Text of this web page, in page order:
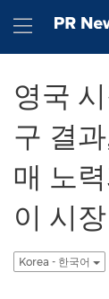
영국
구 결
매 노
이 시
Korea - 한국어